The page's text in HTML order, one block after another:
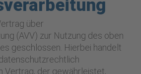
über
(AVV) zur Nutzung des oben
geschlossen. Hierbei handelt
Vertrag, der gewährleistet,